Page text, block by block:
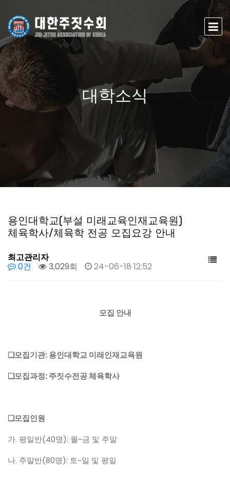
대학소식
용인대학교(부설 미래교육인재교육원)
체육학사/체육학 전공 모집요강 안내
최고관리자
0건 3,029회 24-06-18 12:52
모집 안내
❑모집기관: 용인대학교 미래인재교육원
❑모집과정: 주짓수전공 체육학사
❑모집인원
가. 평일반(40명): 월~금 및 주말
나. 주말반(80명): 토~일 및 평일